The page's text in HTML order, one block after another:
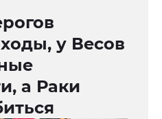
у Весов
а Раки